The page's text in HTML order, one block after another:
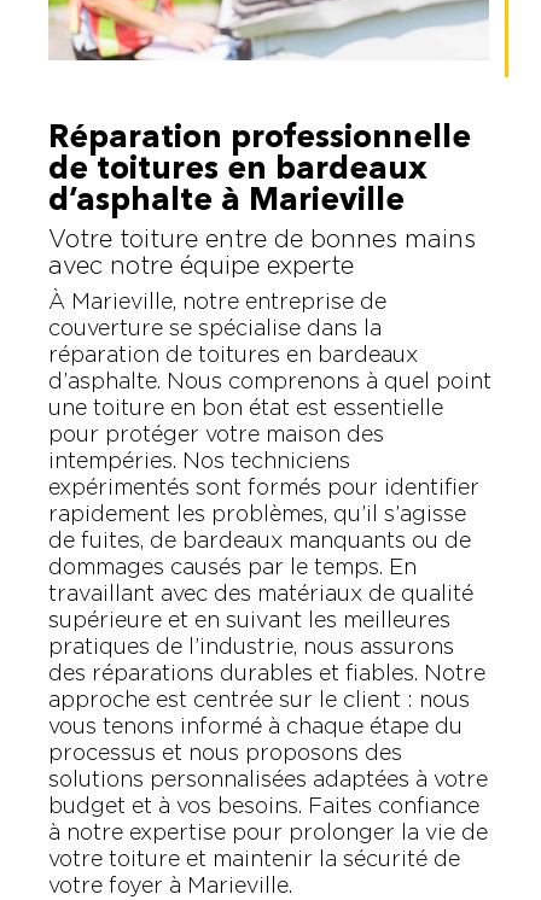
Réparation professionnelle
de toitures en bardeaux
d’asphalte à Marieville
Votre toiture entre de bonnes mains
avec notre équipe experte
À Marieville, notre entreprise de
couverture se spécialise dans la
réparation de toitures en bardeaux
d’asphalte. Nous comprenons à quel point
une toiture en bon état est essentielle
pour protéger votre maison des
intempéries. Nos techniciens
expérimentés sont formés pour identifier
rapidement les problèmes, qu’il s’agisse
de fuites, de bardeaux manquants ou de
dommages causés par le temps. En
travaillant avec des matériaux de qualité
supérieure et en suivant les meilleures
pratiques de l’industrie, nous assurons
des réparations durables et fiables. Notre
approche est centrée sur le client : nous
vous tenons informé à chaque étape du
processus et nous proposons des
solutions personnalisées adaptées à votre
budget et à vos besoins. Faites confiance
à notre expertise pour prolonger la vie de
votre toiture et maintenir la sécurité de
votre foyer à Marieville.